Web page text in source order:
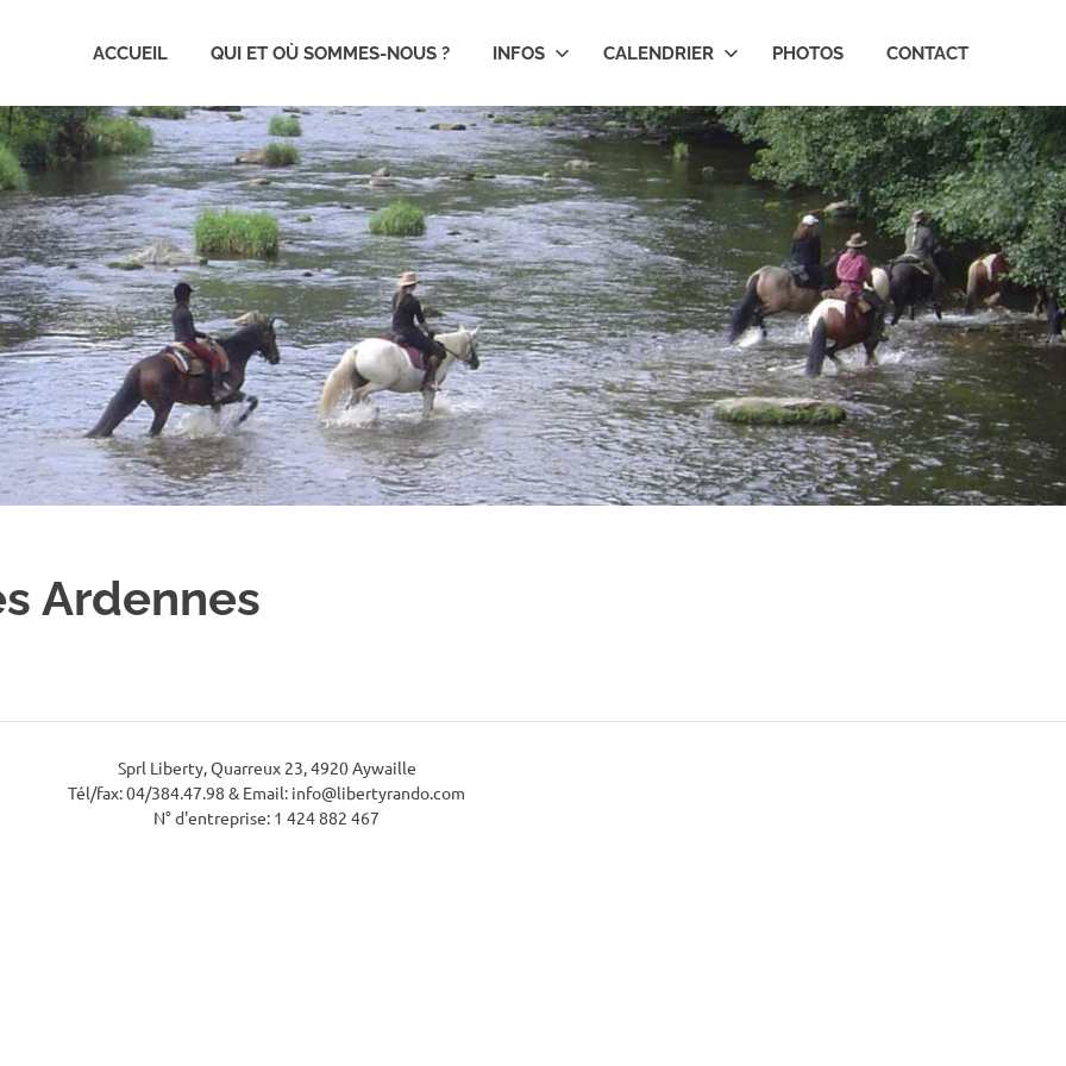
ACCUEIL QUI ET OÙ SOMMES-NOUS ? INFOS CALENDRIER PHOTOS CONTACT
Ardennes
Sprl Liberty, Quarreux 23, 4920 Aywaille
Tél/fax: 04/384.47.98 & Email: info@libertyrando.com
N° d'entreprise: 1 424 882 467